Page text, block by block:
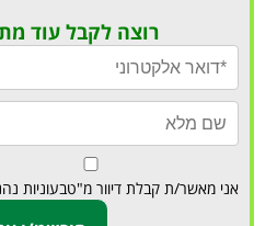
רוצה לקבל עוד
אני מאשר/ת קבלת דיוור מ"טבעוניות